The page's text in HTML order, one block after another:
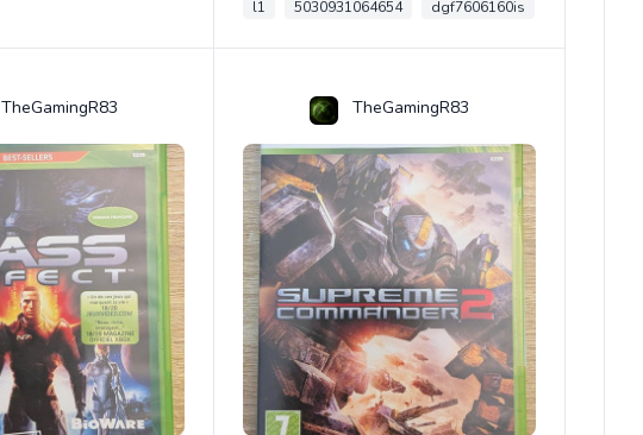
l1 5030931064654 dgf7606160is
TheGamingR83 TheGamingR83